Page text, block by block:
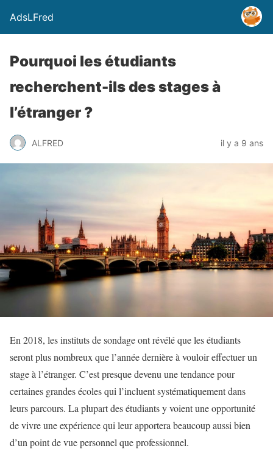
AdsLFred
Pourquoi les étudiants
recherchent-ils des stages à
l’étranger ?
ALFRED il y a 9 ans
En 2018, les instituts de sondage ont révélé que les étudiants
seront plus nombreux que l’année dernière à vouloir effectuer un
stage à l’étranger. C’est presque devenu une tendance pour
certaines grandes écoles qui l’incluent systématiquement dans
leurs parcours. La plupart des étudiants y voient une opportunité
de vivre une expérience qui leur apportera beaucoup aussi bien
d’un point de vue personnel que professionnel.